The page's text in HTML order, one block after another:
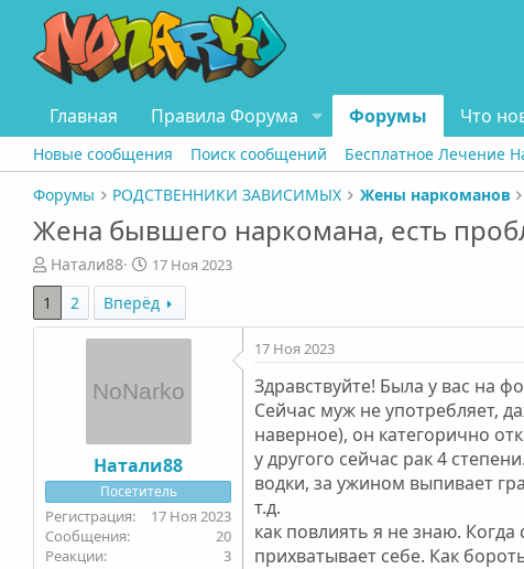
Главная Правила Форума Форумы Что
Новые сообщения Поиск сообщений Бесплатное Лечение
Форумы
РОДСТВЕННИКИ ЗАВИСИМЫХ Жены наркоманов
Жена бывшего наркомана, есть
А
в
о
Натали88
Д
а
т
а
ч
а
17 Ноя 2023
1 2 Вперёд
Натали88
Посетитель
17 Ноя 2023
20
3
17 Ноя 2023
Здравствуйте! Была у вас на
Сейчас муж не употребляет,
наверное), он категорично
у другого сейчас рак 4
водки, за ужином выпивает
т.д.
как повлиять я не знаю.
прихватывает себе. Как